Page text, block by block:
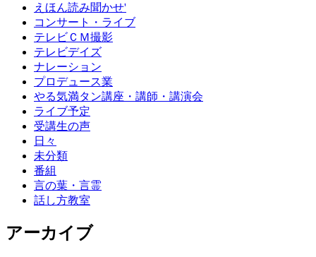
えほん読み聞かせ'
コンサート・ライブ
テレビＣＭ撮影
テレビデイズ
ナレーション
プロデュース業
やる気満タン講座・講師・講演会
ライブ予定
受講生の声
日々
未分類
番組
言の葉・言霊
話し方教室
アーカイブ